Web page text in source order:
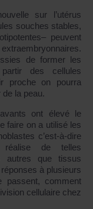
sur l’utérus
souches stables,
peuvent
de former les
des cellules
proche on pourra
de la peau.
ont élevé le
faire on a utilisé les
c’est-à-dire
réalise de telles
autres que tissus
à plusieurs
passent, comment
cellulaire chez